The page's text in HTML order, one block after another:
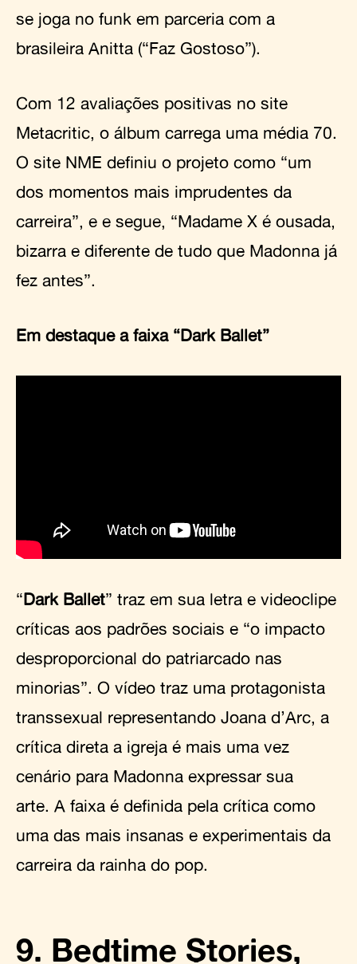
se joga no funk em parceria com a
brasileira Anitta (“Faz Gostoso”).
Com 12 avaliações positivas no site
Metacritic, o álbum carrega uma média 70.
O site NME definiu o projeto como “um
dos momentos mais imprudentes da
carreira”, e e segue, “Madame X é ousada,
bizarra e diferente de tudo que Madonna já
fez antes”.
Em destaque a faixa “Dark Ballet”
“Dark Ballet” traz em sua letra e videoclipe
críticas aos padrões sociais e “o impacto
desproporcional do patriarcado nas
minorias”. O vídeo traz uma protagonista
transsexual representando Joana d’Arc, a
crítica direta a igreja é mais uma vez
cenário para Madonna expressar sua
arte. A faixa é definida pela crítica como
uma das mais insanas e experimentais da
carreira da rainha do pop.
9. Bedtime Stories,